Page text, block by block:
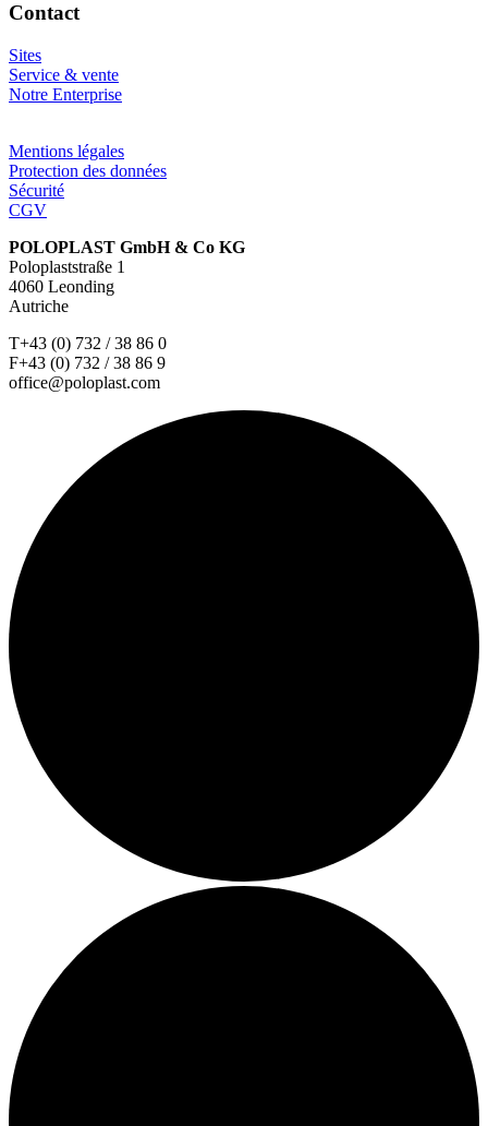
Contact
Sites
Service & vente
Notre Enterprise
Mentions légales
Protection des données
Sécurité
CGV
POLOPLAST GmbH & Co KG
Poloplaststraße 1
4060 Leonding
Autriche
T+43 (0) 732 / 38 86 0
F+43 (0) 732 / 38 86 9
office@poloplast.com